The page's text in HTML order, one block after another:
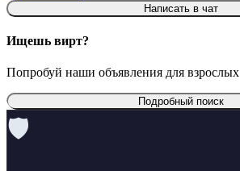
Написать в чат
Ищешь вирт?
Попробуй наши объявления для взрослых
Подробный поиск
🛡